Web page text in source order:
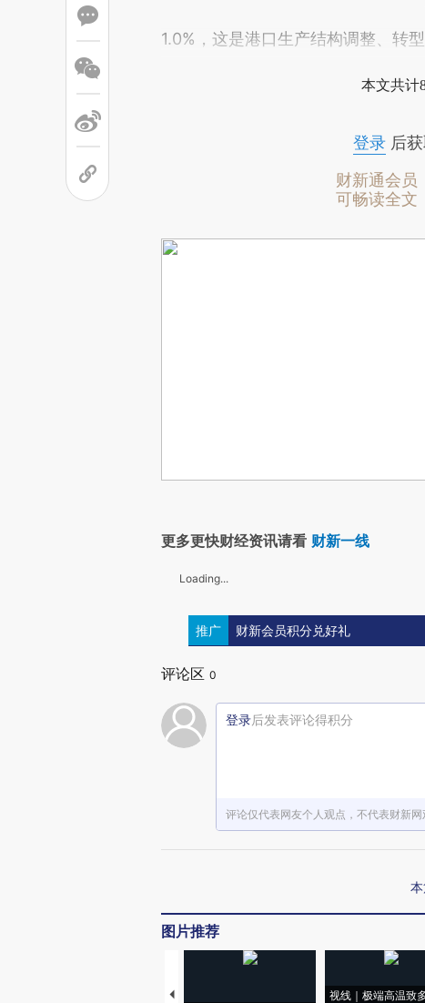
1.0%，这是港口生产结构调整、转
本文共计
登录后获
财新通会员
可畅读全文
更多更快财经资讯请看 财新一线
Loading...
推广 财新会员积分兑好礼
评论区 0
登录后发表评论得积分
评论仅代表网友个人观点，不代表财新网
图片推荐
视线｜极端高温致